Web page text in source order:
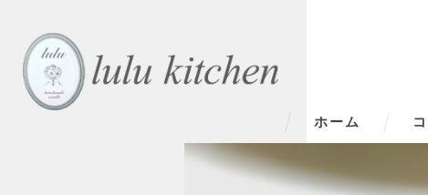
ホーム